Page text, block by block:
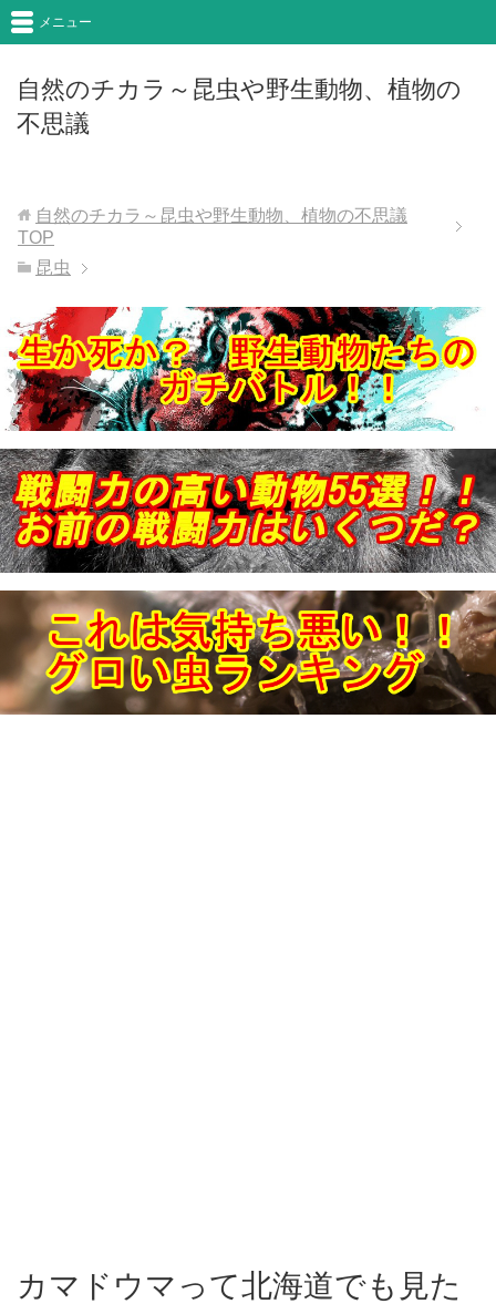
自然のチカラ～昆虫や野生動物、植物の
不思議
メニュー
自然のチカラ～昆虫や野生動物、植物の不思議
TOP
昆虫
カマドウマって北海道でも見た